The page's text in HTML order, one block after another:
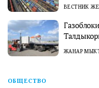
ВЕСТНИК
ЖАНАР
ОБЩЕСТВО